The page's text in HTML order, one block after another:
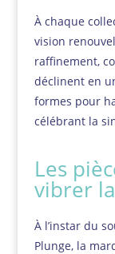
À chaque
vision
raffinement,
déclinent en
formes pour
célébrant la
Les
vibrer
À l’instar du
Plunge, la